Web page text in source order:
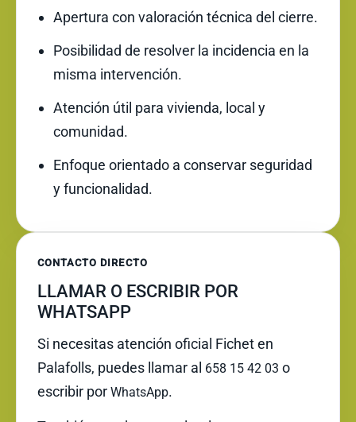
Apertura con valoración técnica del cierre.
Posibilidad de resolver la incidencia en la
misma intervención.
Atención útil para vivienda, local y
comunidad.
Enfoque orientado a conservar seguridad
y funcionalidad.
CONTACTO DIRECTO
LLAMAR O ESCRIBIR POR
WHATSAPP
Si necesitas atención oficial Fichet en
Palafolls, puedes llamar al 658 15 42 03 o
escribir por WhatsApp.